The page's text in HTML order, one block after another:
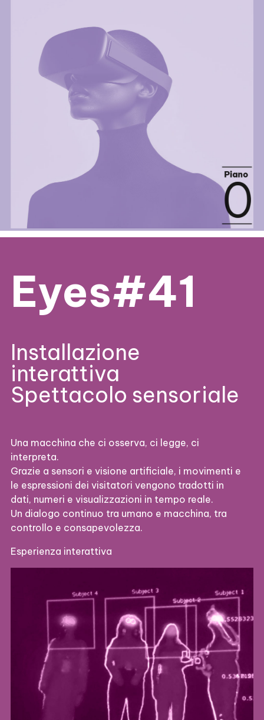
Eyes#41
Installazione
interattiva
Spettacolo sensoriale
Una macchina che ci osserva, ci legge, ci
interpreta.
Grazie a sensori e visione artificiale, i movimenti e
le espressioni dei visitatori vengono tradotti in
dati, numeri e visualizzazioni in tempo reale.
Un dialogo continuo tra umano e macchina, tra
controllo e consapevolezza.
Esperienza interattiva